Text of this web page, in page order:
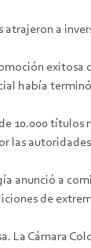
atrajeron a
exitosa
había
10.000 títulos
las
anunció a
de
La Cámara